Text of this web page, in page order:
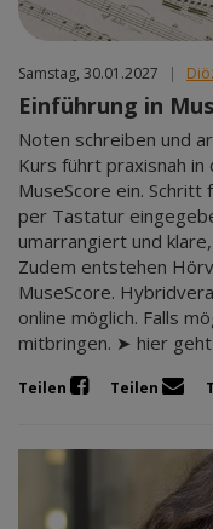
Samstag, 30.01.2027 |
Einführung in
Noten schreiben und
Kurs führt praxisnah
MuseScore ein.
per Tastatur
umarrangiert und
Zudem entstehen
MuseScore.
online möglich. Falls
mitbringen. ➤ hier
Teilen Teilen